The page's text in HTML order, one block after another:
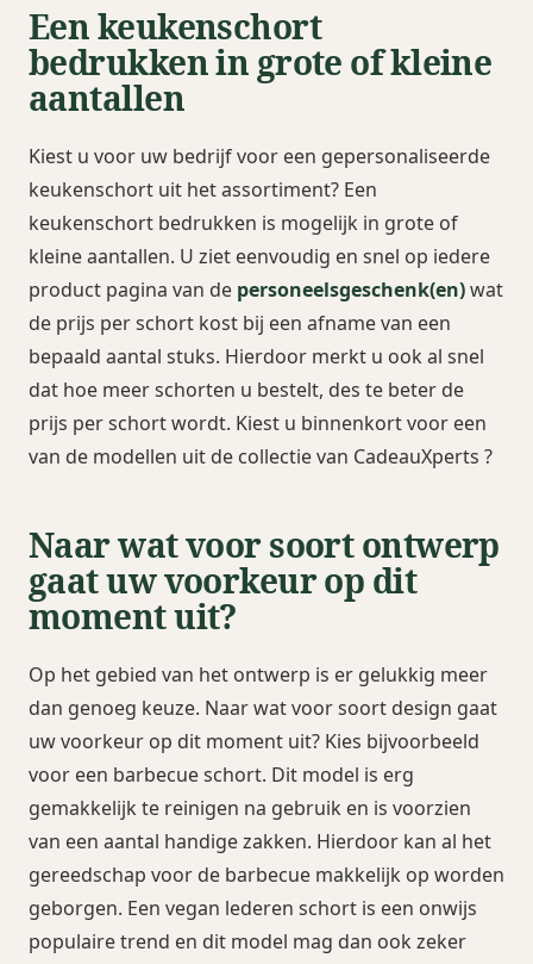
Een keukenschort
bedrukken in grote of kleine
aantallen
Kiest u voor uw bedrijf voor een gepersonaliseerde
keukenschort uit het assortiment? Een
keukenschort bedrukken is mogelijk in grote of
kleine aantallen. U ziet eenvoudig en snel op iedere
product pagina van de personeelsgeschenk(en)wat
de prijs per schort kost bij een afname van een
bepaald aantal stuks. Hierdoor merkt u ook al snel
dat hoe meer schorten u bestelt, des te beter de
prijs per schort wordt. Kiest u binnenkort voor een
van de modellen uit de collectie van CadeauXperts ?
Naar wat voor soort ontwerp
gaat uw voorkeur op dit
moment uit?
Op het gebied van het ontwerp is er gelukkig meer
dan genoeg keuze. Naar wat voor soort design gaat
uw voorkeur op dit moment uit? Kies bijvoorbeeld
voor een barbecue schort. Dit model is erg
gemakkelijk te reinigen na gebruik en is voorzien
van een aantal handige zakken. Hierdoor kan al het
gereedschap voor de barbecue makkelijk op worden
geborgen. Een vegan lederen schort is een onwijs
populaire trend en dit model mag dan ook zeker